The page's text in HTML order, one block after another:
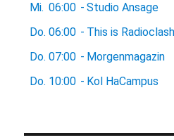
Mi. 06:00 - Studio Ansage
Do. 06:00 - This is Radioclash
Do. 07:00 - Morgenmagazin
Do. 10:00 - Kol HaCampus